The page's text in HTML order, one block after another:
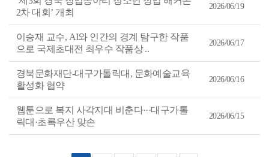
2차 대회’ 개최
2026/06/19
이승재 교수, AI와 인간의 경계 탐구한 작품
으로 국제초대전 최우수 작품상 ..
2026/06/17
경북문화재단-대구가톨릭대, 문화예술교육
활성화 협약
2026/06/16
웹툰으로 복지 사각지대 비춘다···대구가톨
릭대·초록우산 맞손
2026/06/15